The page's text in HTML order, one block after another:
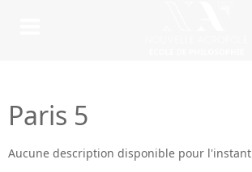
Paris 5
Aucune description disponible pour l'instant